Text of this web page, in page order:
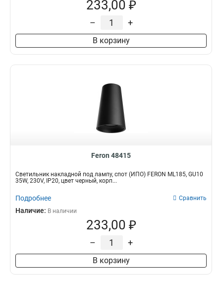
233,00 ₽
– +
В корзину
Feron 48415
Светильник накладной под лампу, спот (ИПО) FERON ML185, GU10
35W, 230V, IP20, цвет черный, корп...
Подробнее Сравнить
Наличие: В наличии
233,00 ₽
– +
В корзину